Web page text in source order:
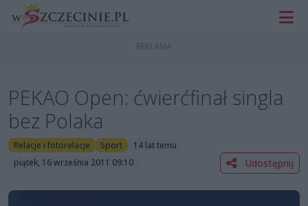
PEKAO Open: ćwierćfinał singla
bez Polaka
Relacje i fotorelacje Sport
14 lat temu
piątek, 16 września 2011 09:10
Udostępnij